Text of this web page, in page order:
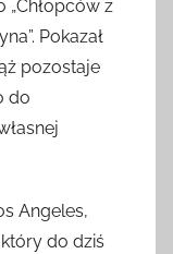
„Chłopców z
Pokazał
pozostaje
do
Angeles,
do dziś